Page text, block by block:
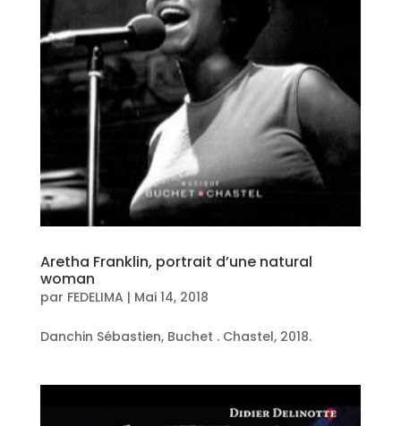
Aretha Franklin, portrait d’une natural
woman
par FEDELIMA | Mai 14, 2018
Danchin Sébastien, Buchet . Chastel, 2018.